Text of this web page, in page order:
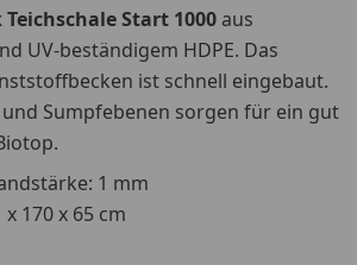
Start 1000aus
UV-beständigem HDPE. Das
ist schnell eingebaut.
Sumpfebenen sorgen für ein gut
1 mm
170 x 65 cm